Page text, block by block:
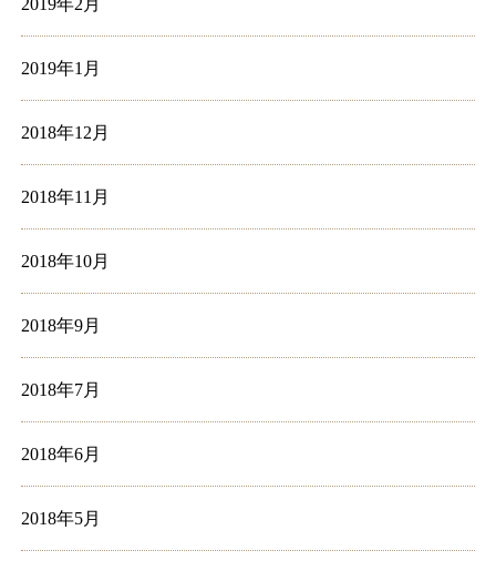
2019年1月
2018年12月
2018年11月
2018年10月
2018年9月
2018年7月
2018年6月
2018年5月